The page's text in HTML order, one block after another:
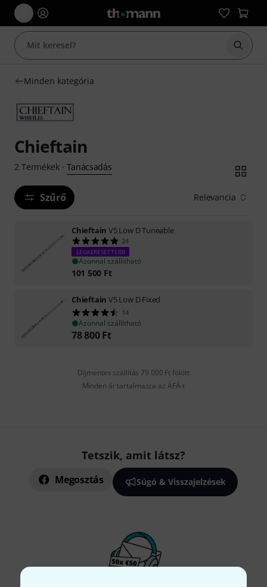
Minden kategória
Chieftain
2 Termékek· Tanácsadás
Szűrő Relevancia
Chieftain V5 Low D Tuneable
24
LEGKERESETTEBB
Azonnal szállítható
101 500 Ft
Chieftain V5 Low D Fixed
14
Azonnal szállítható
78 800 Ft
Díjmentes szállítás 79 000 Ft fölött
Minden ár tartalmazza az ÁFÁ-t
Tetszik, amit látsz?
Megosztás Súgó & Visszajelzések